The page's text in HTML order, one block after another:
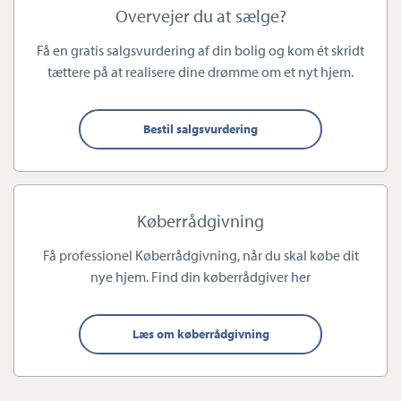
Teamet består af samlet fire personer, som har arbejdet sammen
i flere år, hvilket gør, at du som kunde kan føle dig i trygge
hænder, uanset hvem du træffer i butikken:
Chris Bertelsen:Uddannet tømrer og ejendomsmægler med
Odense Kommune. Chris er desuden certificeret
køberrådgiver med Tryghedsmærke fra DE samt
vurderingskonsulent for Totalkredit. Han er født og opvokset
murermestervilla sammen med sin kæreste og deres to
Overvejer du at sælge?
Få en gratis salgsvurdering af din bolig og kom ét skridt
tættere på at realisere dine drømme om et nyt hjem.
Bestil salgsvurdering
Køberrådgivning
Få professionel Køberrådgivning, når du skal købe dit
nye hjem. Find din køberrådgiver her
Læs om køberrådgivning